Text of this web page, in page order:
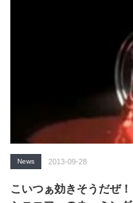
News 2013-09-28
こいつぁ効きそうだぜ